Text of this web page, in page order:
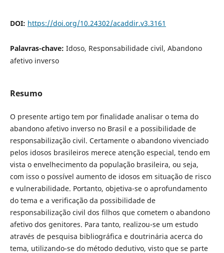
DOI: https://doi.org/10.24302/acaddir.v3.3161
Palavras-chave: Idoso, Responsabilidade civil, Abandono
afetivo inverso
Resumo
O presente artigo tem por finalidade analisar o tema do
abandono afetivo inverso no Brasil e a possibilidade de
responsabilização civil. Certamente o abandono vivenciado
pelos idosos brasileiros merece atenção especial, tendo em
vista o envelhecimento da população brasileira, ou seja,
com isso o possível aumento de idosos em situação de risco
e vulnerabilidade. Portanto, objetiva-se o aprofundamento
do tema e a verificação da possibilidade de
responsabilização civil dos filhos que cometem o abandono
afetivo dos genitores. Para tanto, realizou-se um estudo
através de pesquisa bibliográfica e doutrinária acerca do
tema, utilizando-se do método dedutivo, visto que se parte